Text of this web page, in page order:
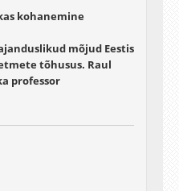
kohanemine
mõjud Eestis
tõhusus. Raul
professor